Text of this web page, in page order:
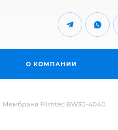
О КОМПАНИИ
Мембрана Filmtec BW30-4040